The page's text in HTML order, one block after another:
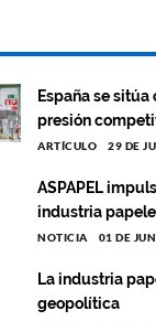
España se
presión
ARTÍCULO 29 DE
ASPAPEL
industria
NOTICIA 01 DE
La industria
geopolítica